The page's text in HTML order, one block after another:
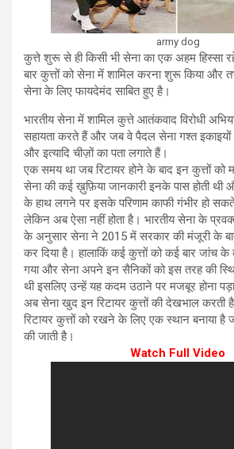
army dog
कुत्ते शुरू से ही किसी भी सेना का एक अहम हिस्सा
बार कुत्तों को सेना में शामिल करना शुरू किया और
सेना के लिए फायदेमंद साबित हुए है।
भारतीय सेना में शामिल कुत्ते आतंकवाद विरोधी
सहायता करते हैं और जब वे पैदल सेना गश्त इकाइयों
और इत्यादि चीज़ों का पता लगाते हैं।
एक समय था जब रिटायर होने के बाद इन कुत्तों को
सेना की कई ख़ुफ़िया जानकारी इनके पास होती थी
के हाथ लगने पर इसके परिणाम काफी गंभीर हो
लेकिन अब ऐसा नहीं होता है। भारतीय सेना के
के अनुसार सेना ने 2015 में सरकार की मंजूरी के
कर दिया है। हालाकिं कई कुत्तों को कई बार जांच के
गया और सेना अपने इन सैनिकों को इस तरह की
थी इसलिए उन्हें यह कदम उठाने पर मजबूर होना
अब सेना खुद इन रिटायर कुत्तों की देखभाल
रिटायर कुत्तों को रखने के लिए एक स्थान बनाया
की जाती है।
Watch Full Video